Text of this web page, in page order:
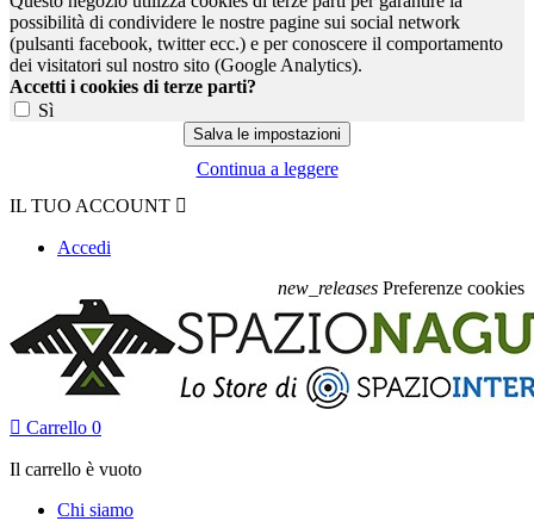
possibilità di condividere le nostre pagine sui social network
(pulsanti facebook, twitter ecc.) e per conoscere il comportamento
dei visitatori sul nostro sito (Google Analytics).
Accetti i cookies di terze parti?
Sì
Continua a leggere
IL TUO ACCOUNT 
Accedi
new_releases Preferenze cookies
 Carrello 0
Il carrello è vuoto
Chi siamo